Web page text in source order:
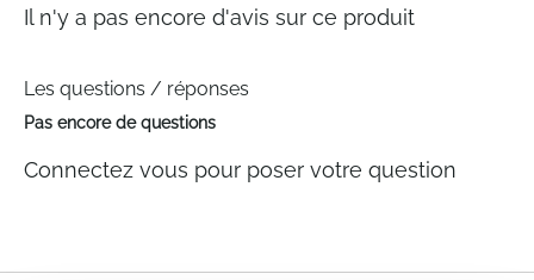
Il n'y a pas encore d'avis sur ce produit
Les questions / réponses
Pas encore de questions
Connectez vous pour poser votre question